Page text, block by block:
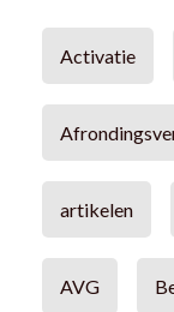
Activatie
artikelen
AVG